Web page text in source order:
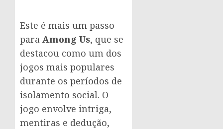
Este é mais um passo
para Among Us, que se
destacou como um dos
jogos mais populares
durante os períodos de
isolamento social. O
jogo envolve intriga,
mentiras e dedução,